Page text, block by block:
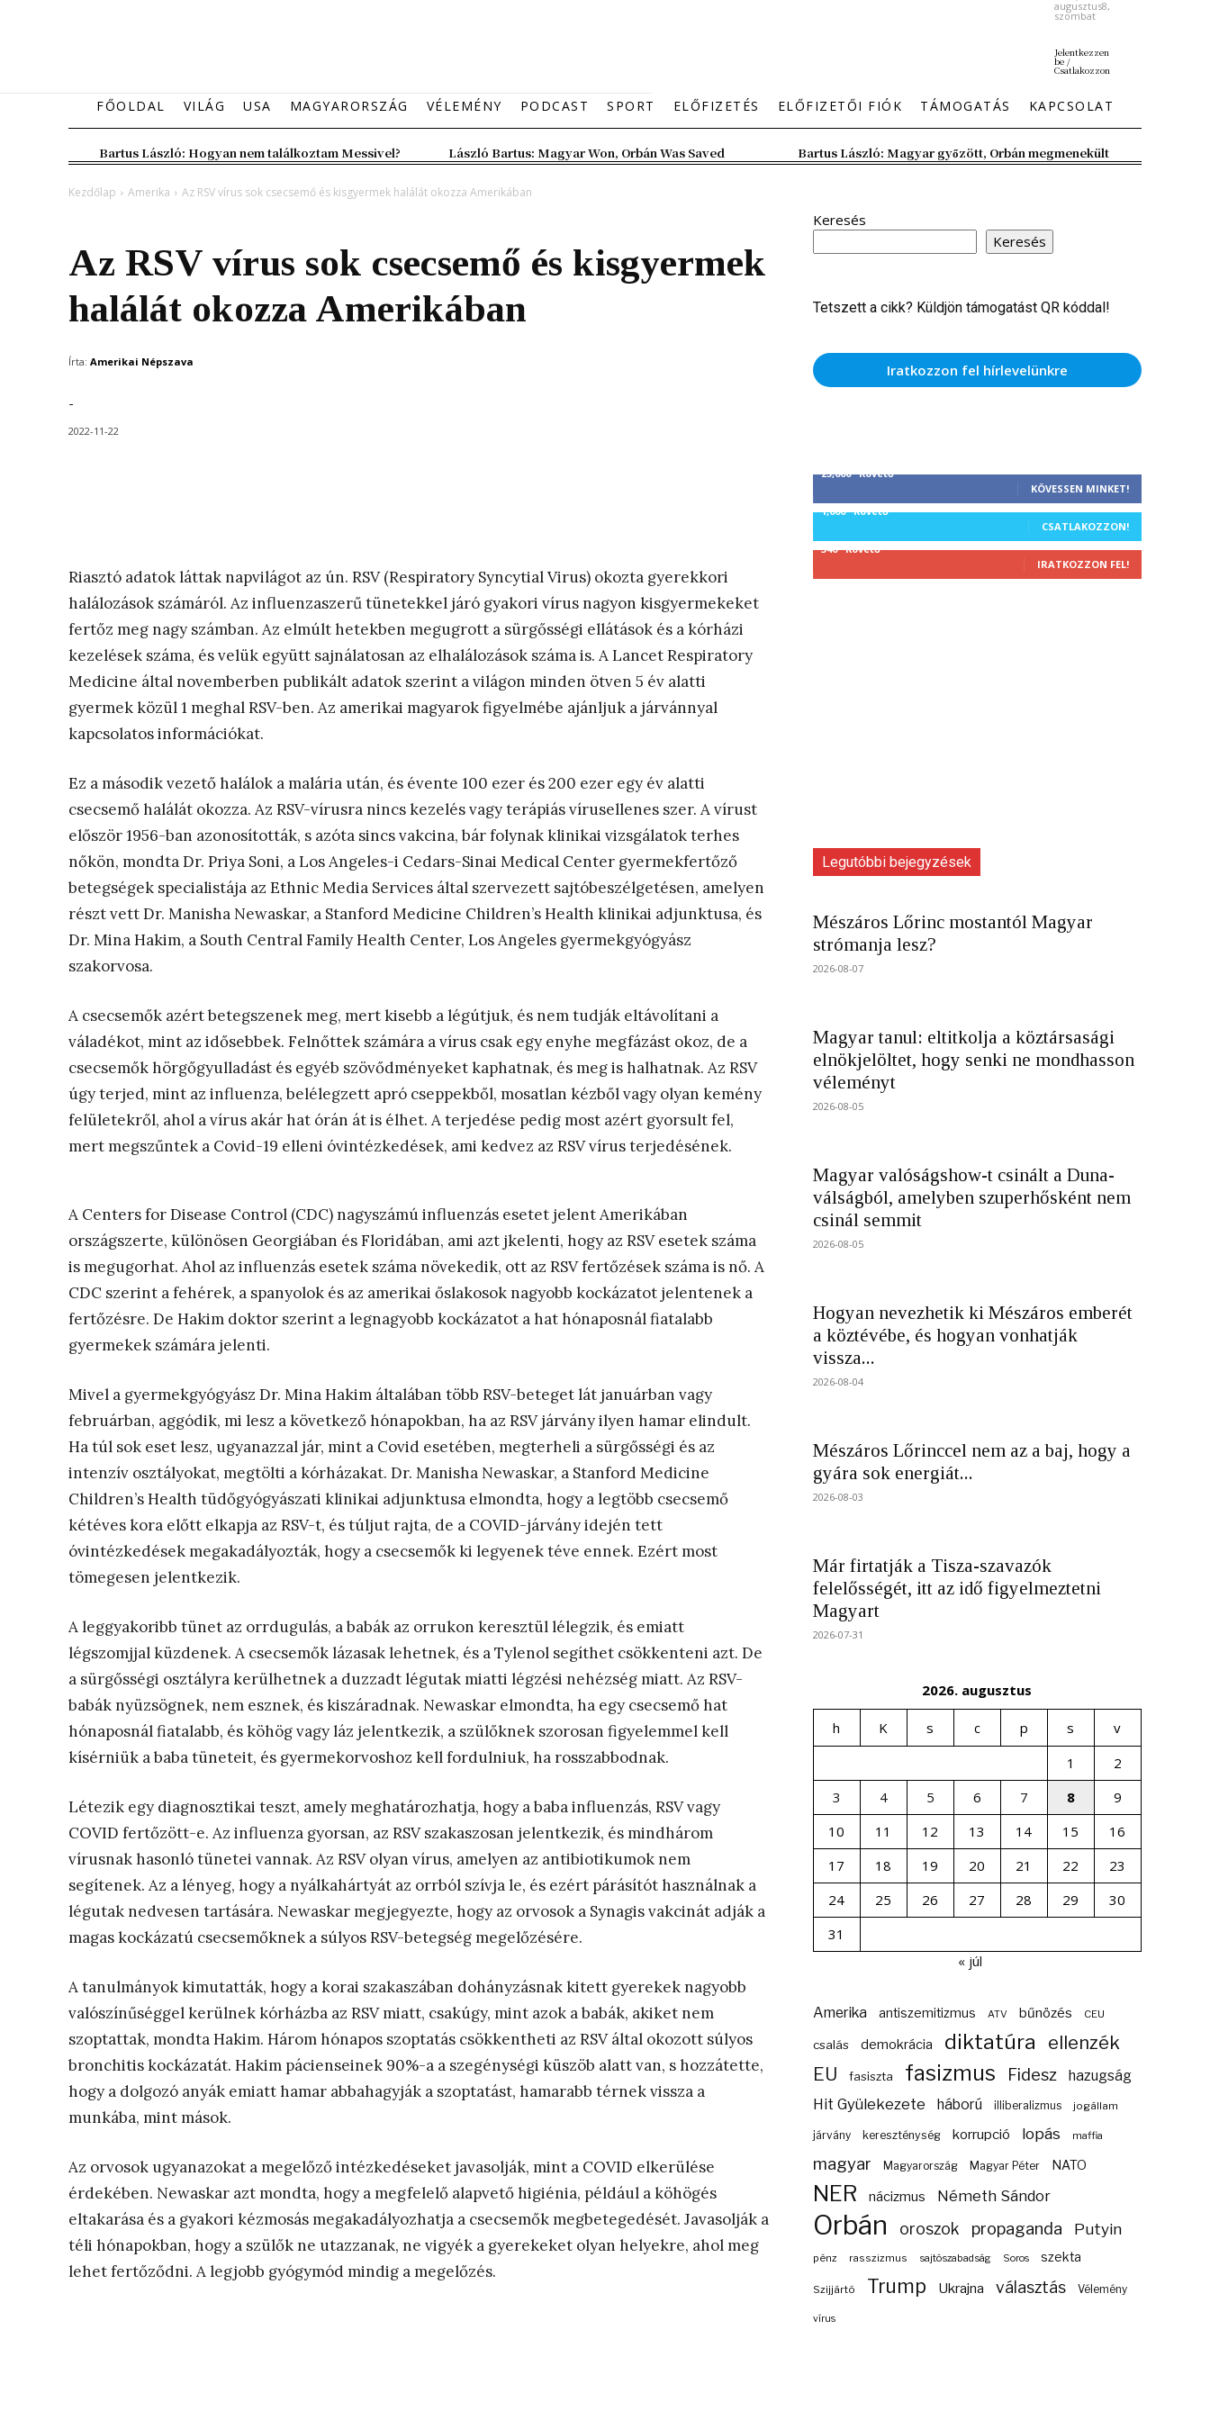
augusztus8,
szombat
Jelentkezzen
be /
Csatlakozzon
FŐOLDAL VILÁG USA MAGYARORSZÁG VÉLEMÉNY PODCAST SPORT ELŐFIZETÉS ELŐFIZETŐI FIÓK TÁMOGATÁS KAPCSOLAT
Bartus László: Hogyan nem találkoztam Messivel? László Bartus: Magyar Won, Orbán Was Saved Bartus László: Magyar győzött, Orbán megmenekült
Kezdőlap Amerika Az RSV vírus sok csecsemő és kisgyermek halálát okozza Amerikában
Az RSV vírus sok csecsemő és kisgyermek
halálát okozza Amerikában
Írta: Amerikai Népszava
-
2022-11-22
Riasztó adatok láttak napvilágot az ún. RSV (Respiratory Syncytial Virus) okozta gyerekkori
halálozások számáról. Az influenzaszerű tünetekkel járó gyakori vírus nagyon kisgyermekeket
fertőz meg nagy számban. Az elmúlt hetekben megugrott a sürgősségi ellátások és a kórházi
kezelések száma, és velük együtt sajnálatosan az elhalálozások száma is. A Lancet Respiratory
Medicine által novemberben publikált adatok szerint a világon minden ötven 5 év alatti
gyermek közül 1 meghal RSV-ben. Az amerikai magyarok figyelmébe ajánljuk a járvánnyal
kapcsolatos információkat.
Ez a második vezető halálok a malária után, és évente 100 ezer és 200 ezer egy év alatti
csecsemő halálát okozza. Az RSV-vírusra nincs kezelés vagy terápiás vírusellenes szer. A vírust
először 1956-ban azonosították, s azóta sincs vakcina, bár folynak klinikai vizsgálatok terhes
nőkön, mondta Dr. Priya Soni, a Los Angeles-i Cedars-Sinai Medical Center gyermekfertőző
betegségek specialistája az Ethnic Media Services által szervezett sajtóbeszélgetésen, amelyen
részt vett Dr. Manisha Newaskar, a Stanford Medicine Children’s Health klinikai adjunktusa, és
Dr. Mina Hakim, a South Central Family Health Center, Los Angeles gyermekgyógyász
szakorvosa.
A csecsemők azért betegszenek meg, mert kisebb a légútjuk, és nem tudják eltávolítani a
váladékot, mint az idősebbek. Felnőttek számára a vírus csak egy enyhe megfázást okoz, de a
csecsemők hörgőgyulladást és egyéb szövődményeket kaphatnak, és meg is halhatnak. Az RSV
úgy terjed, mint az influenza, belélegzett apró cseppekből, mosatlan kézből vagy olyan kemény
felületekről, ahol a vírus akár hat órán át is élhet. A terjedése pedig most azért gyorsult fel,
mert megszűntek a Covid-19 elleni óvintézkedések, ami kedvez az RSV vírus terjedésének.
A Centers for Disease Control (CDC) nagyszámú influenzás esetet jelent Amerikában
országszerte, különösen Georgiában és Floridában, ami azt jkelenti, hogy az RSV esetek száma
is megugorhat. Ahol az influenzás esetek száma növekedik, ott az RSV fertőzések száma is nő. A
CDC szerint a fehérek, a spanyolok és az amerikai őslakosok nagyobb kockázatot jelentenek a
fertőzésre. De Hakim doktor szerint a legnagyobb kockázatot a hat hónaposnál fiatalabb
gyermekek számára jelenti.
Mivel a gyermekgyógyász Dr. Mina Hakim általában több RSV-beteget lát januárban vagy
februárban, aggódik, mi lesz a következő hónapokban, ha az RSV járvány ilyen hamar elindult.
Ha túl sok eset lesz, ugyanazzal jár, mint a Covid esetében, megterheli a sürgősségi és az
intenzív osztályokat, megtölti a kórházakat. Dr. Manisha Newaskar, a Stanford Medicine
Children’s Health tüdőgyógyászati ​​klinikai adjunktusa elmondta, hogy a legtöbb csecsemő
kétéves kora előtt elkapja az RSV-t, és túljut rajta, de a COVID-járvány idején tett
óvintézkedések megakadályozták, hogy a csecsemők ki legyenek téve ennek. Ezért most
tömegesen jelentkezik.
A leggyakoribb tünet az orrdugulás, a babák az orrukon keresztül lélegzik, és emiatt
légszomjjal küzdenek. A csecsemők lázasak lehetnek, és a Tylenol segíthet csökkenteni azt. De
a sürgősségi osztályra kerülhetnek a duzzadt légutak miatti légzési nehézség miatt. Az RSV-
babák nyüzsögnek, nem esznek, és kiszáradnak. Newaskar elmondta, ha egy csecsemő hat
hónaposnál fiatalabb, és köhög vagy láz jelentkezik, a szülőknek szorosan figyelemmel kell
kísérniük a baba tüneteit, és gyermekorvoshoz kell fordulniuk, ha rosszabbodnak.
Létezik egy diagnosztikai teszt, amely meghatározhatja, hogy a baba influenzás, RSV vagy
COVID fertőzött-e. Az influenza gyorsan, az RSV szakaszosan jelentkezik, és mindhárom
vírusnak hasonló tünetei vannak. Az RSV olyan vírus, amelyen az antibiotikumok nem
segítenek. Az a lényeg, hogy a nyálkahártyát az orrból szívja le, és ezért párásítót használnak a
légutak nedvesen tartására. Newaskar megjegyezte, hogy az orvosok a Synagis vakcinát adják a
magas kockázatú csecsemőknek a súlyos RSV-betegség megelőzésére.
A tanulmányok kimutatták, hogy a korai szakaszában dohányzásnak kitett gyerekek nagyobb
valószínűséggel kerülnek kórházba az RSV miatt, csakúgy, mint azok a babák, akiket nem
szoptattak, mondta Hakim. Három hónapos szoptatás csökkentheti az RSV által okozott súlyos
bronchitis kockázatát. Hakim pácienseinek 90%-a a szegénységi küszöb alatt van, s hozzátette,
hogy a dolgozó anyák emiatt hamar abbahagyják a szoptatást, hamarabb térnek vissza a
munkába, mint mások.
Az orvosok ugyanazokat a megelőző intézkedéseket javasolják, mint a COVID elkerülése
érdekében. Newaskar azt mondta, hogy a megfelelő alapvető higiénia, például a köhögés
eltakarása és a gyakori kézmosás megakadályozhatja a csecsemők megbetegedését. Javasolják a
téli hónapokban, hogy a szülők ne utazzanak, ne vigyék a gyerekeket olyan helyekre, ahol meg
lehet fertőződni. A legjobb gyógymód mindig a megelőzés.
Keresés
Keresés
Tetszett a cikk? Küldjön támogatást QR kóddal!
Iratkozzon fel hírlevelünkre
25,000 Követő
KÖVESSEN MINKET!
1,000 Követő
CSATLAKOZZON!
340 Követő
IRATKOZZON FEL!
Legutóbbi bejegyzések
Mészáros Lőrinc mostantól Magyar
strómanja lesz?
2026-08-07
Magyar tanul: eltitkolja a köztársasági
elnökjelöltet, hogy senki ne mondhasson
véleményt
2026-08-05
Magyar valóságshow-t csinált a Duna-
válságból, amelyben szuperhősként nem
csinál semmit
2026-08-05
Hogyan nevezhetik ki Mészáros emberét
a köztévébe, és hogyan vonhatják
vissza...
2026-08-04
Mészáros Lőrinccel nem az a baj, hogy a
gyára sok energiát...
2026-08-03
Már firtatják a Tisza-szavazók
felelősségét, itt az idő figyelmeztetni
Magyart
2026-07-31
2026. augusztus
h K s c p s
v
1
2
3
4 5 6 7 8
9
10
11 12 13 14 15
16
17
18 19 20 21 22
23
24
25 26 27 28 29
30
31
« júl
Amerika antiszemitizmus ATV bűnözés CEU
csalás demokrácia diktatúra ellenzék
EU fasiszta fasizmus Fidesz hazugság
Hit Gyülekezete háború illiberalizmus jogállam
járvány kereszténység korrupció lopás maffia
magyar Magyarország Magyar Péter NATO
NER nácizmus Németh Sándor
Orbán oroszok propaganda Putyin
pénz rasszizmus sajtószabadság Soros szekta
Szijjártó Trump Ukrajna választás Vélemény
vírus